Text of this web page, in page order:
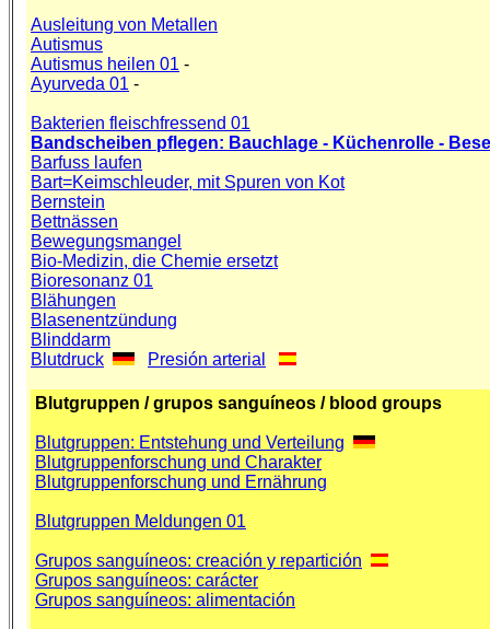
Ausleitung von Metallen
Autismus
Autismus heilen 01 -
Ayurveda 01 -
Bakterien fleischfressend 01
Bandscheiben pflegen: Bauchlage - Küchenrolle -
Barfuss laufen
Bart=Keimschleuder, mit Spuren von Kot
Bernstein
Bettnässen
Bewegungsmangel
Bio-Medizin, die Chemie ersetzt
Bioresonanz 01
Blähungen
Blasenentzündung
Blinddarm
Blutdruck
Presión arterial
Blutgruppen / grupos sanguíneos / blood groups
Blutgruppen: Entstehung und Verteilung
Blutgruppenforschung und Charakter
Blutgruppenforschung und Ernährung
Blutgruppen Meldungen 01
Grupos sanguíneos: creación y repartición
Grupos sanguíneos: carácter
Grupos sanguíneos: alimentación